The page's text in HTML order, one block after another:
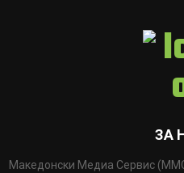
ЗА
Македонски Медиа Сервис